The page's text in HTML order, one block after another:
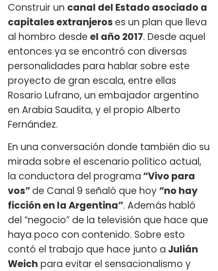
Construir un canal del Estado asociado a
capitales extranjeros es un plan que lleva
al hombro desde el año 2017. Desde aquel
entonces ya se encontró con diversas
personalidades para hablar sobre este
proyecto de gran escala, entre ellas
Rosario Lufrano, un embajador argentino
en Arabia Saudita, y el propio Alberto
Fernández.
En una conversación donde también dio su
mirada sobre el escenario político actual,
la conductora del programa “Vivo para
vos”de Canal 9 señaló que hoy “no hay
ficción en la Argentina”. Además habló
del “negocio” de la televisión que hace que
haya poco con contenido. Sobre esto
contó el trabajo que hace junto a Julián
Weich para evitar el sensacionalismo y